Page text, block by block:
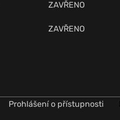
ZAVŘENO
ZAVŘENO
Prohlášení o přístupnosti